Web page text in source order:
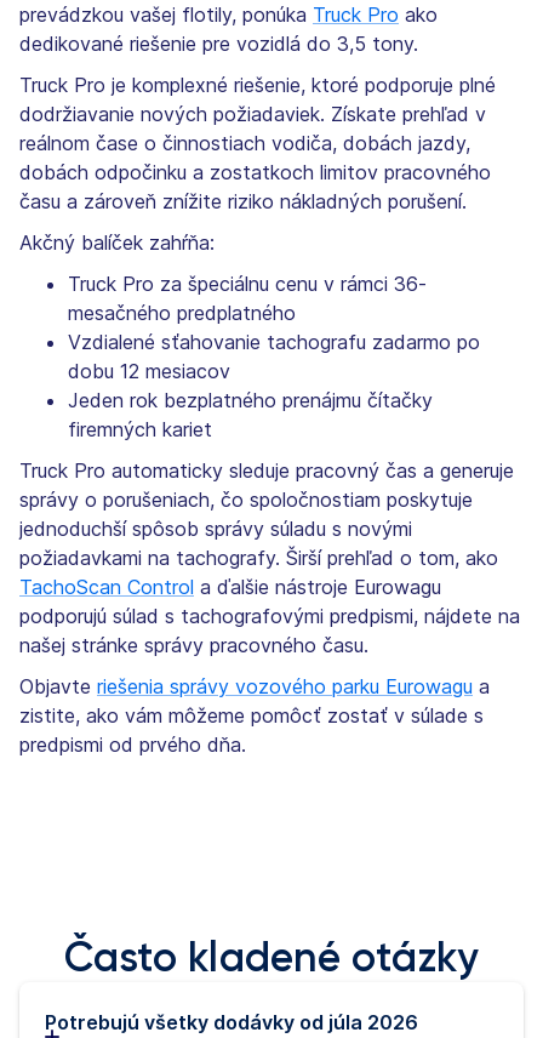
prevádzkou vašej flotily, ponúka Truck Pro ako
dedikované riešenie pre vozidlá do 3,5 tony.
Truck Pro je komplexné riešenie, ktoré podporuje plné
dodržiavanie nových požiadaviek. Získate prehľad v
reálnom čase o činnostiach vodiča, dobách jazdy,
dobách odpočinku a zostatkoch limitov pracovného
času a zároveň znížite riziko nákladných porušení.
Akčný balíček zahŕňa:
Truck Pro za špeciálnu cenu v rámci 36-
mesačného predplatného
Vzdialené sťahovanie tachografu zadarmo po
dobu 12 mesiacov
Jeden rok bezplatného prenájmu čítačky
firemných kariet
Truck Pro automaticky sleduje pracovný čas a generuje
správy o porušeniach, čo spoločnostiam poskytuje
jednoduchší spôsob správy súladu s novými
požiadavkami na tachografy. Širší prehľad o tom, ako
TachoScan Control a ďalšie nástroje Eurowagu
podporujú súlad s tachografovými predpismi, nájdete na
našej stránke správy pracovného času.
Objavte riešenia správy vozového parku Eurowagu a
zistite, ako vám môžeme pomôcť zostať v súlade s
predpismi od prvého dňa.
Často kladené otázky
Potrebujú všetky dodávky od júla 2026